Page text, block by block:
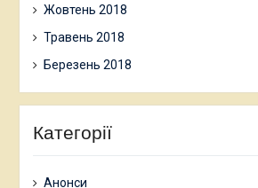
Жовтень 2018
Травень 2018
Березень 2018
Категорії
Анонси